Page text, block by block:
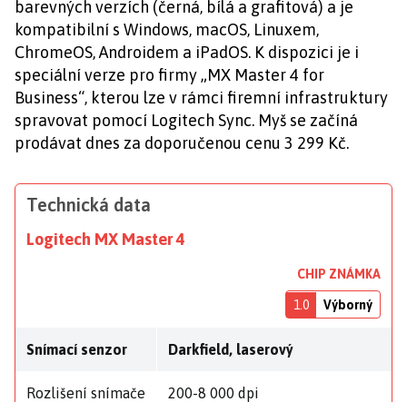
barevných verzích (černá, bílá a grafitová) a je
kompatibilní s Windows, macOS, Linuxem,
ChromeOS, Androidem a iPadOS. K dispozici je i
speciální verze pro firmy „MX Master 4 for
Business“, kterou lze v rámci firemní infrastruktury
spravovat pomocí Logitech Sync. Myš se začíná
prodávat dnes za doporučenou cenu 3 299 Kč.
Technická data
Logitech MX Master 4
CHIP ZNÁMKA
1.0 Výborný
Snímací senzor Darkfield, laserový
Rozlišení snímače 200-8 000 dpi